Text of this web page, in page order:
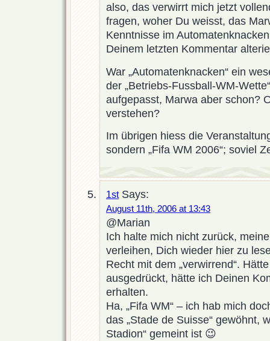
also, das verwirrt mich jetzt
fragen, woher Du weisst, das
Kenntnisse im
Deinem letzten Kommentar
War „Automatenknacken“ ein
der „Betriebs-Fussball-WM-
aufgepasst, Marwa aber schon?
verstehen?
Im übrigen hiess die
sondern „Fifa WM 2006“; soviel
1stSays:
August 11th, 2006 at 13:43
@Marian
Ich halte mich nicht zurück,
verleihen, Dich wieder hier zu
Recht mit dem „verwirrend“.
ausgedrückt, hätte ich Deinen
erhalten.
Ha, „Fifa WM“ – ich hab mich
das „Stade de Suisse“ gewöhnt,
Stadion“ gemeint ist 😉